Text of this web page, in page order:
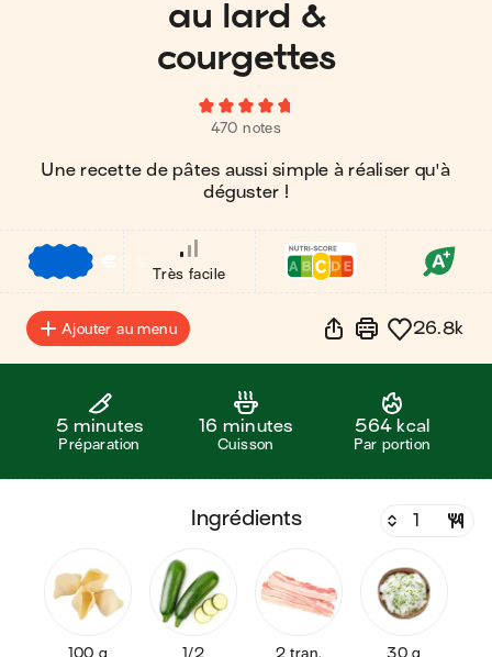
au lard &
courgettes
470 notes
Une recette de pâtes aussi simple à réaliser qu'à
déguster !
€
Très facile
Ajouter au menu 26.8k
5 minutes
Préparation
16 minutes
Cuisson
564 kcal
Par portion
ingrédients
100 g
1/2
2 tran.
30 g